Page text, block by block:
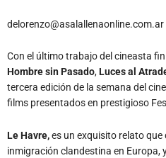
delorenzo@asalallenaonline.com.ar
Con el último trabajo del cineasta
Hombre sin Pasado,Luces al
tercera edición de la semana del
films presentados en prestigioso
Le Havre,es un exquisito relatoque
inmigración clandestina en Europa,